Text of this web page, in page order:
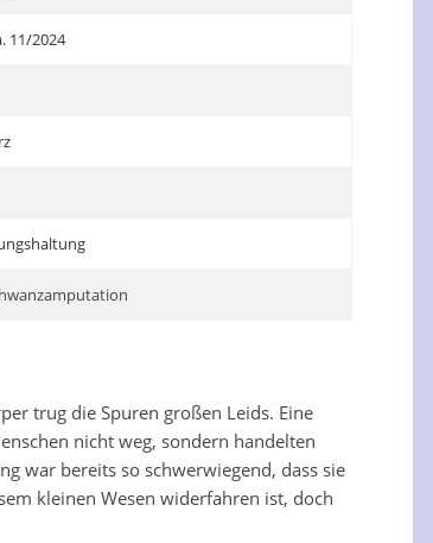
11/2024
trug die Spuren großen Leids. Eine
nicht weg, sondern handelten
war bereits so schwerwiegend, dass sie
kleinen Wesen widerfahren ist, doch